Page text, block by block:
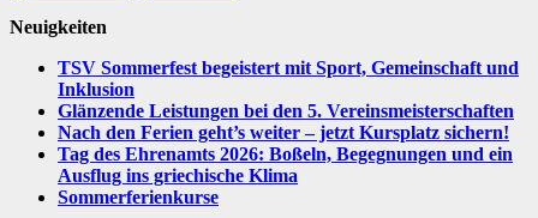
Neuigkeiten
TSV Sommerfest begeistert mit Sport, Gemeinschaft und
Inklusion
Glänzende Leistungen bei den 5. Vereinsmeisterschaften
Nach den Ferien geht’s weiter – jetzt Kursplatz sichern!
Tag des Ehrenamts 2026: Boßeln, Begegnungen und ein
Ausflug ins griechische Klima
Sommerferienkurse